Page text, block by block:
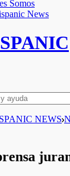
Somos
News
NEWS